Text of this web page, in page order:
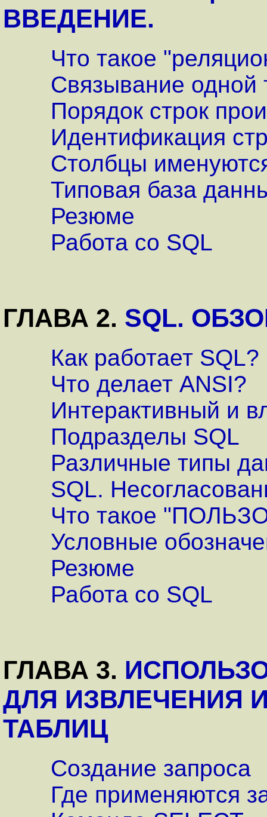
ВВЕДЕНИЕ.
Что такое
Связывание одной
Порядок строк
Идентификация
Столбцы
Типовая база
Резюме
Работа со SQL
ГЛАВА 2. SQL.
Как работает SQL?
Что делает ANSI?
Интерактивный и
Подразделы SQL
Различные типы
SQL.
Что такое
Условные
Резюме
Работа со SQL
ГЛАВА 3.
ДЛЯ ИЗВЛЕЧЕНИЯ
ТАБЛИЦ
Создание запроса
Где применяются